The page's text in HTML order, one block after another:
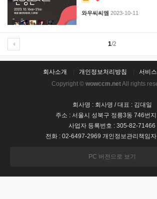
와우씨씨엠 2023-10-11
1/2
회사소개 개인정보처리방침
서비
Copyright © wowccm.netAll rights
회사명 : 회사명 / 대표 : 김대일
주소 : 서울시 성북구 정릉3동 746번
사업자 등록번호 : 305-82-71466
전화 : 02-6497-2969 개인정보관리책임자
PC 버전으로 보기